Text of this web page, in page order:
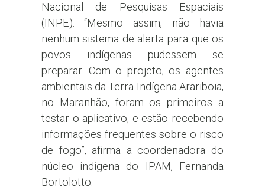
Nacional de Pesquisas Espaciais
(INPE). “Mesmo assim, não havia
nenhum sistema de alerta para que os
povos indígenas pudessem se
preparar. Com o projeto, os agentes
ambientais da Terra Indígena Arariboia,
no Maranhão, foram os primeiros a
testar o aplicativo, e estão recebendo
informações frequentes sobre o risco
de fogo”, afirma a coordenadora do
núcleo indígena do IPAM, Fernanda
Bortolotto.